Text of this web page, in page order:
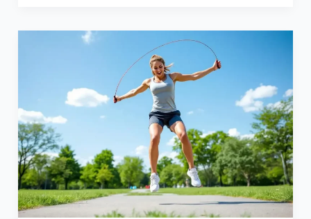
corde
à
sauter
équivaut
à
des
résultats